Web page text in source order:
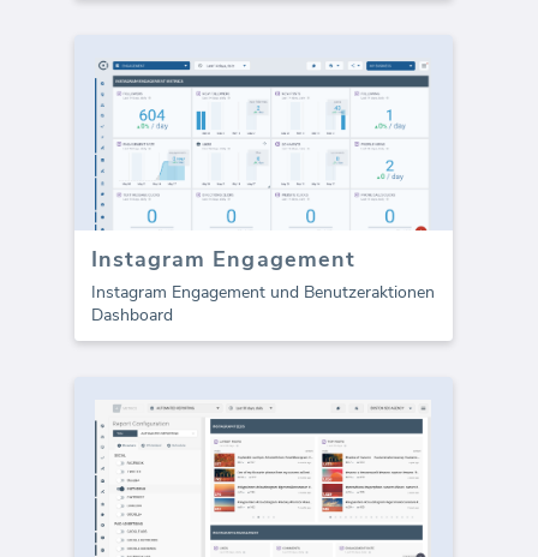
Instagram Engagement
Instagram Engagement und Benutzeraktionen
Dashboard